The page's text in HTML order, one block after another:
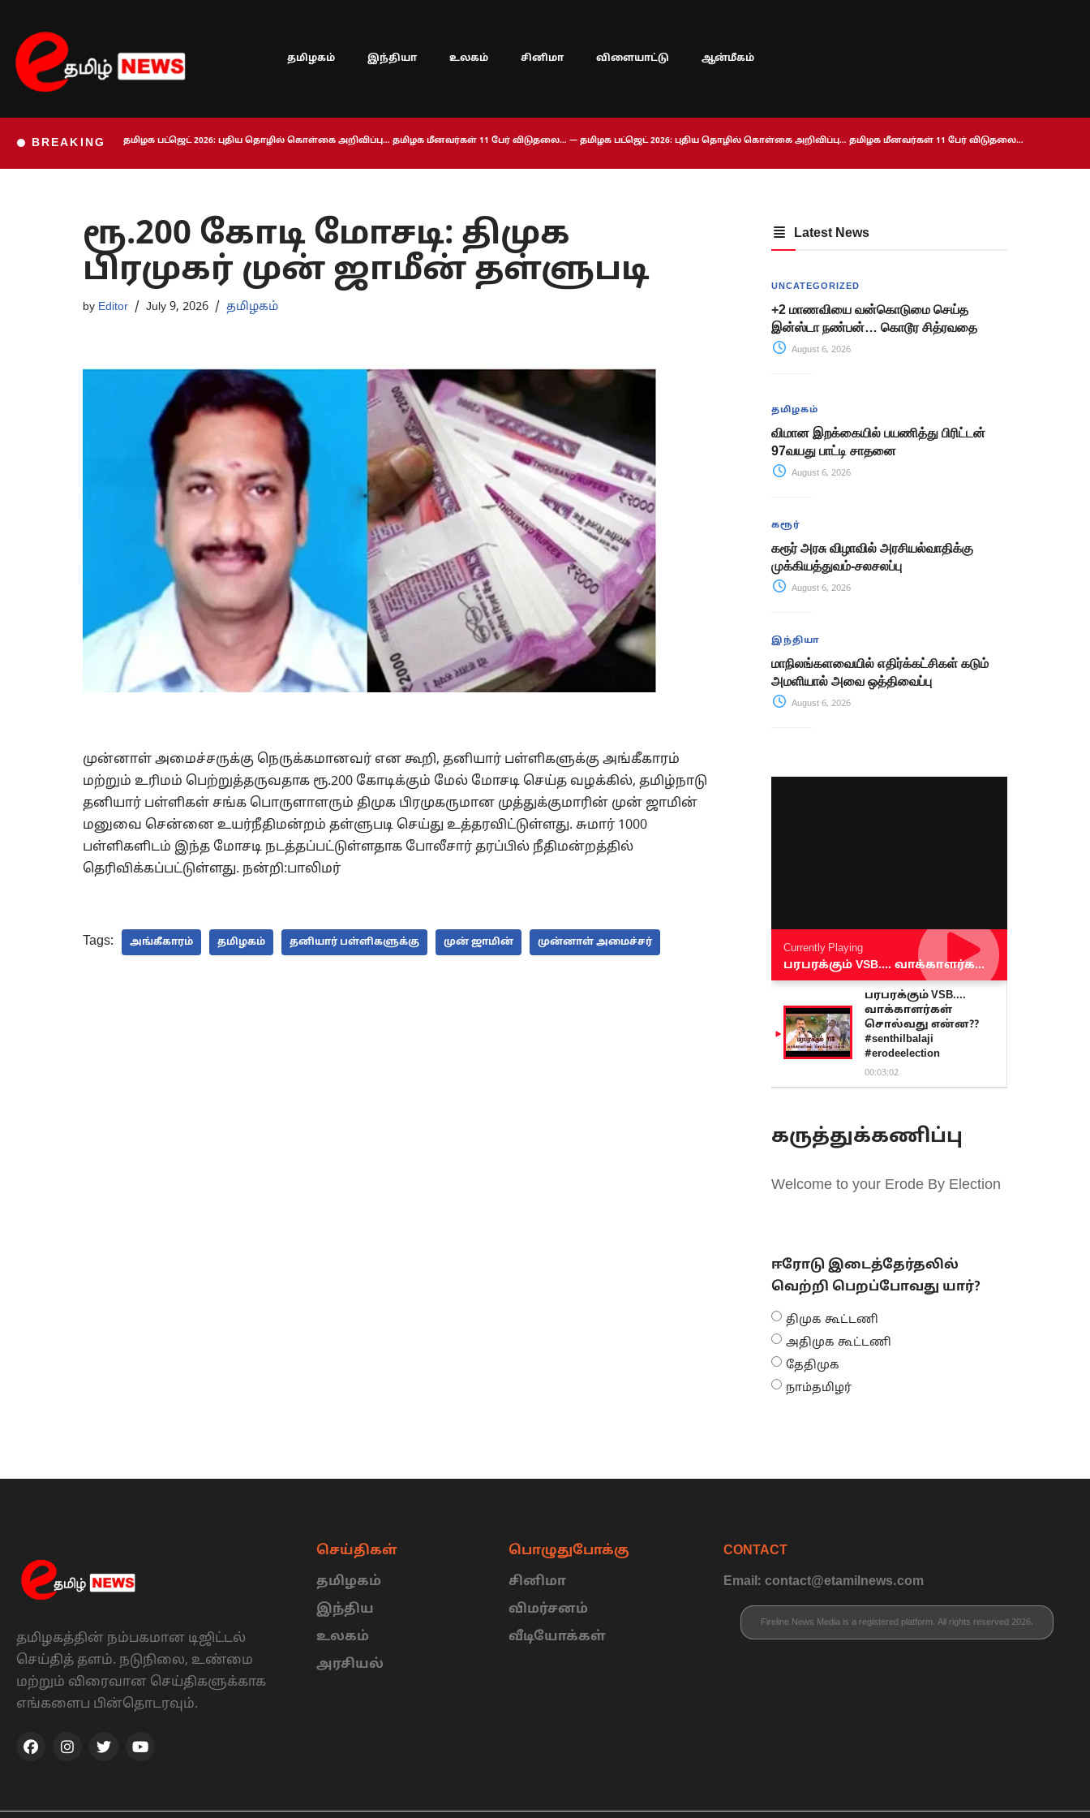
Skip
to
content
தமிழகம் இந்தியா உலகம் சினிமா விளையாட்டு ஆன்மீகம்
BREAKING தமிழக பட்ஜெட் 2026: புதிய தொழில் கொள்கை அறிவிப்பு… தமிழக மீனவர்கள் 11 பேர் விடுதலை… — தமிழக பட்ஜெட் 2026: புதிய தொழில் கொள்கை அறிவிப்பு… தமிழக மீனவர்கள் 11 பேர் விடுதலை…
ரூ.200 கோடி மோசடி: திமுக
பிரமுகர் முன் ஜாமீன் தள்ளுபடி
by Editor July 9, 2026 தமிழகம்
முன்னாள் அமைச்சருக்கு நெருக்கமானவர் என கூறி, தனியார் பள்ளிகளுக்கு அங்கீகாரம்
மற்றும் உரிமம் பெற்றுத்தருவதாக ரூ.200 கோடிக்கும் மேல் மோசடி செய்த வழக்கில், தமிழ்நாடு
தனியார் பள்ளிகள் சங்க பொருளாளரும் திமுக பிரமுகருமான முத்துக்குமாரின் முன் ஜாமின்
மனுவை சென்னை உயர்நீதிமன்றம் தள்ளுபடி செய்து உத்தரவிட்டுள்ளது. சுமார் 1000
பள்ளிகளிடம் இந்த மோசடி நடத்தப்பட்டுள்ளதாக போலீசார் தரப்பில் நீதிமன்றத்தில்
தெரிவிக்கப்பட்டுள்ளது. நன்றி:பாலிமர்
Tags: அங்கீகாரம் தமிழகம் தனியார் பள்ளிகளுக்கு முன் ஜாமின் முன்னாள் அமைச்சர்
Latest News
UNCATEGORIZED
+2 மாணவியை வன்கொடுமை செய்த
இன்ஸ்டா நண்பன்… கொடூர சித்ரவதை
August 6, 2026
தமிழகம்
விமான இறக்கையில் பயணித்து பிரிட்டன்
97வயது பாட்டி சாதனை
August 6, 2026
கரூர்
கரூர் அரசு விழாவில் அரசியல்வாதிக்கு
முக்கியத்துவம்-சலசலப்பு
August 6, 2026
இந்தியா
மாநிலங்களவையில் எதிர்க்கட்சிகள் கடும்
அமளியால் அவை ஒத்திவைப்பு
August 6, 2026
Currently Playing
பரபரக்கும் VSB.... வாக்காளர்கள் சொல்வது என்ன?? #senthilbalaji #erodeelection
பரபரக்கும் VSB....
வாக்காளர்கள்
சொல்வது என்ன??
#senthilbalaji
#erodeelection
00:03:02
கருத்துக்கணிப்பு
Welcome to your Erode By Election
ஈரோடு இடைத்தேர்தலில்
வெற்றி பெறப்போவது யார்?
திமுக கூட்டணி
அதிமுக கூட்டணி
தேதிமுக
நாம்தமிழர்
தமிழகத்தின் நம்பகமான டிஜிட்டல்
செய்தித் தளம். நடுநிலை, உண்மை
மற்றும் விரைவான செய்திகளுக்காக
எங்களைப பின்தொடரவும்.
செய்திகள்
தமிழகம்
இந்திய
உலகம்
அரசியல்
பொழுதுபோக்கு
சினிமா
விமர்சனம்
வீடியோக்கள்
CONTACT
Email: contact@etamilnews.com
Fireline News Media is a registered platform. All rights reserved 2026.